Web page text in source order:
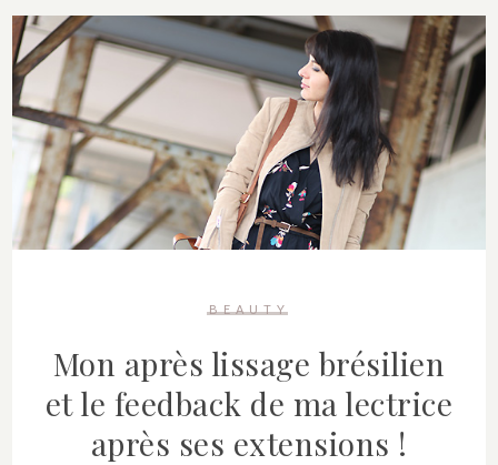
BEAUTY
Mon après lissage brésilien
et le feedback de ma lectrice
après ses extensions !